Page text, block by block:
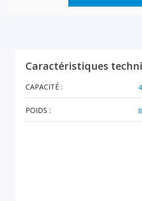
Caractéristiques
CAPACITÉ :
POIDS :